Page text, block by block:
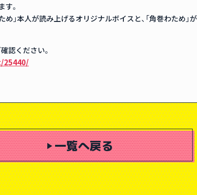
す。
め」本人が読み上げるオリジナルボイスと、「角巻わため
認ください。
25440/
一覧へ戻る